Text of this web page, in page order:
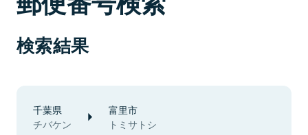
検索結果
千葉県
チバケン
富里市
トミサトシ